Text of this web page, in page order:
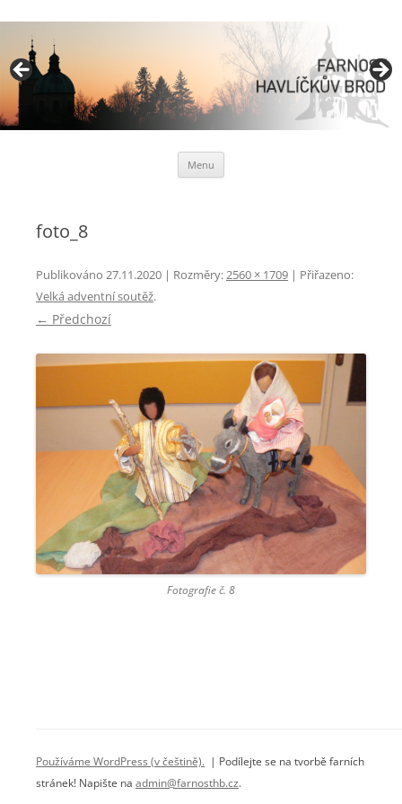
Římskokatolická farnost
Havlíčkův Brod
Menu
foto_8
Publikováno 27.11.2020 | Rozměry:2560 × 1709 | Přiřazeno:
Velká adventní soutěž.
← Předchozí
Fotografie č. 8
Používáme WordPress (v češtině). | Podílejte se na tvorbě farních
stránek! Napište na admin@farnosthb.cz.